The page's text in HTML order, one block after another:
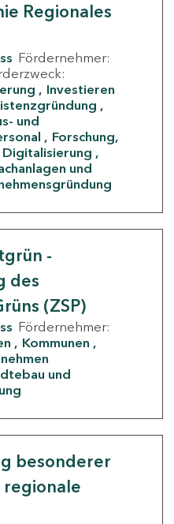
Regionales
Fördernehmer:
Investieren
und
Forschung,
und
-
des
(ZSP)
Fördernehmer:
Kommunen
und
besonderer